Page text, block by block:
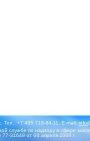
Тел.: +7 495 718-84-11, E-mail:
службе по надзору в сфере
31649 от 04 апреля 2008 г.